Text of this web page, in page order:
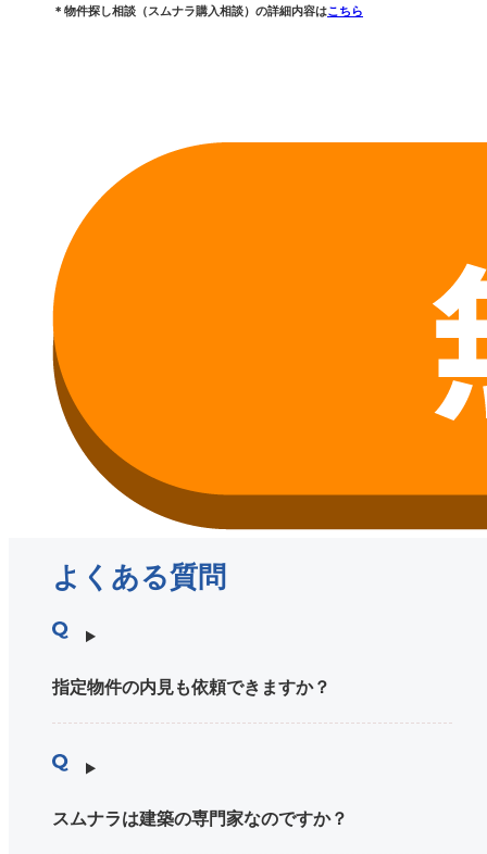
＊物件探し相談（スムナラ購入相談）の詳細内容はこちら
よくある質問
指定物件の内見も依頼できますか？
スムナラは建築の専門家なのですか？